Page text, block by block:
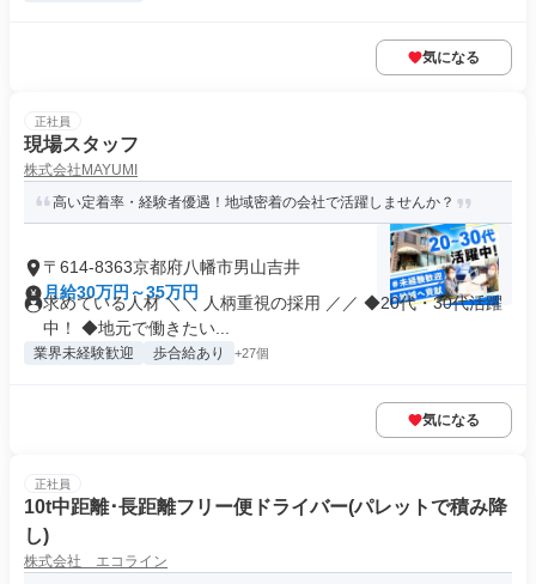
気になる
正社員
現場スタッフ
株式会社MAYUMI
高い定着率・経験者優遇！地域密着の会社で活躍しませんか？
〒614-8363京都府八幡市男山吉井
月給30万円～35万円
求めている人材 ＼＼ 人柄重視の採用 ／／ ◆20代・30代活躍
中！ ◆地元で働きたい...
業界未経験歓迎 歩合給あり +27個
気になる
正社員
10t中距離･長距離フリー便ドライバー(パレットで積み降
し)
株式会社 エコライン